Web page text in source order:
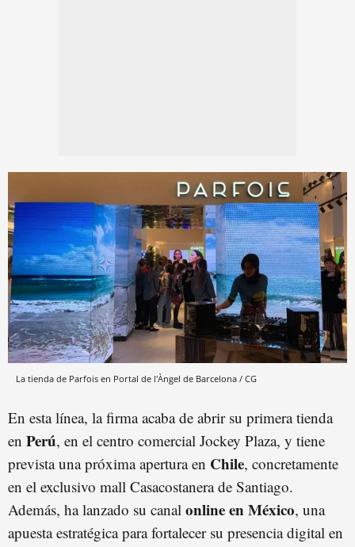
La tienda de Parfois en Portal de l'Àngel de Barcelona / CG
En esta línea, la firma acaba de abrir su primera tienda
en Perú, en el centro comercial Jockey Plaza, y tiene
prevista una próxima apertura en Chile, concretamente
en el exclusivo mall Casacostanera de Santiago.
Además, ha lanzado su canal online en México, una
apuesta estratégica para fortalecer su presencia digital en